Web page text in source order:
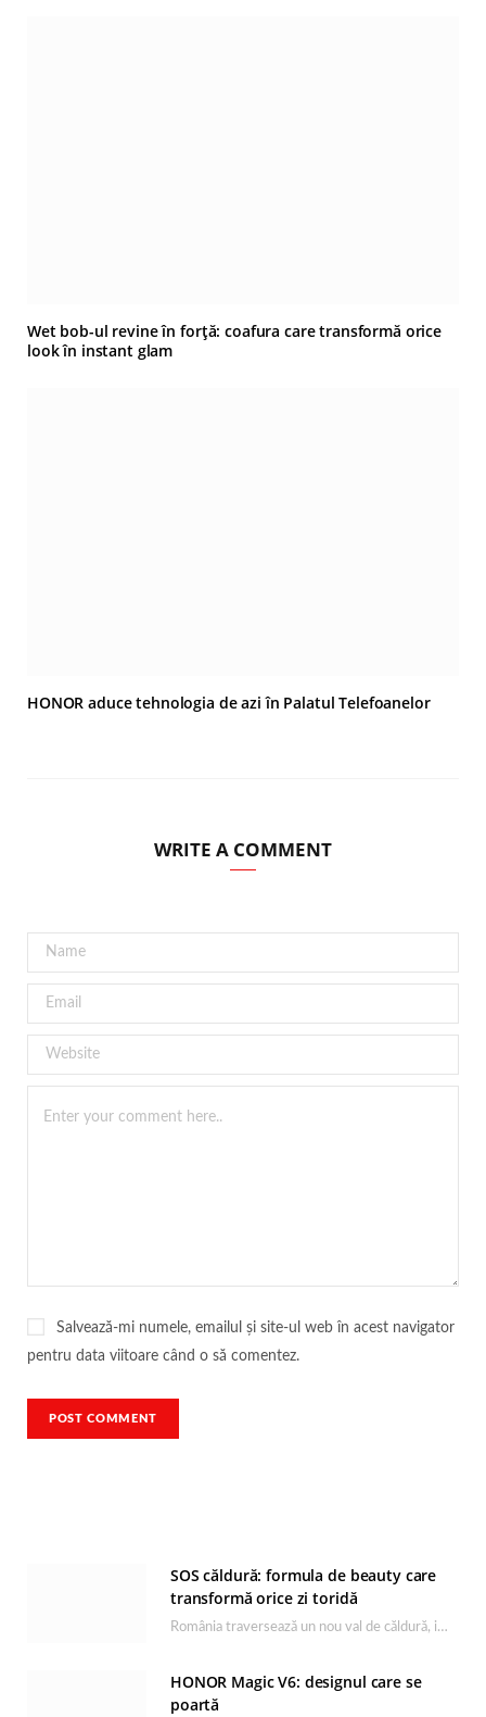
Wet bob-ul revine în forță: coafura care transformă orice
look în instant glam
HONOR aduce tehnologia de azi în Palatul Telefoanelor
WRITE A COMMENT
Salvează-mi numele, emailul și site-ul web în acest navigator
pentru data viitoare când o să comentez.
SOS căldură: formula de beauty care
transformă orice zi toridă
România traversează un nou val de căldură, iar rutina de îngrijire capătă un rol esențial…
HONOR Magic V6: designul care se
poartă